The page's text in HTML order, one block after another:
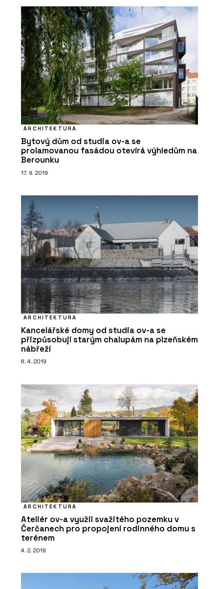
Jak správně naplánovat rozvržení
kanceláře New Work. Dejte své
kanceláři strukturu!
PRODUKTY
Stůl furniloop - Wiesner-Hager
ČLÁNKY
Pracovní stoly, které lze přesouvat i
skládat
PRODUKTY
Židle puc - Wiesner-Hager
ARCHITEKTURA
Bytový dům od studia ov-a se
prolamovanou fasádou otevírá výhledům na
Berounku
17. 9. 2019
ARCHITEKTURA
Kancelářské domy od studia ov-a se
přizpůsobují starým chalupám na plzeňském
nábřeží
8. 4. 2019
ARCHITEKTURA
Ateliér ov-a využil svažitého pozemku v
Čerčanech pro propojení rodinného domu s
terénem
4. 2. 2019